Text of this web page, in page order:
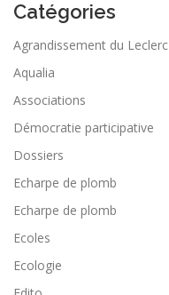
Catégories
Agrandissement du Leclerc
Aqualia
Associations
Démocratie participative
Dossiers
Echarpe de plomb
Echarpe de plomb
Ecoles
Ecologie